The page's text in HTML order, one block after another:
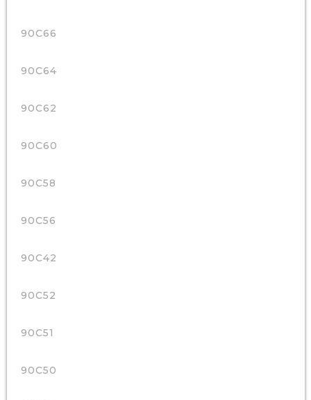
90C66
90C64
90C62
90C60
90C58
90C56
90C42
90C52
90C51
90C50